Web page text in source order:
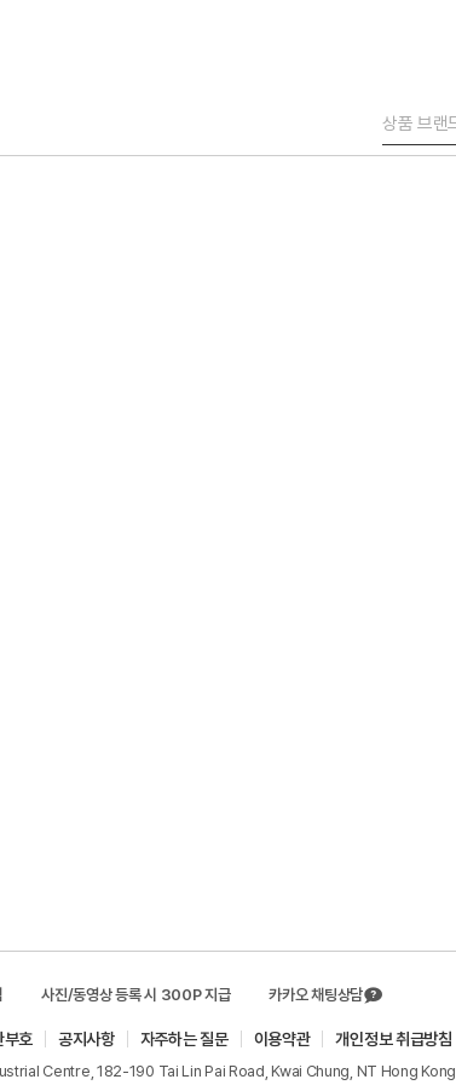
사진/동영상 등록 시 300P 지급 카카오 채팅상담
부호 공지사항 자주하는 질문 이용약관 개인정보 취급방침
Centre, 182-190 Tai Lin Pai Road, Kwai Chung, NT Hong Kong